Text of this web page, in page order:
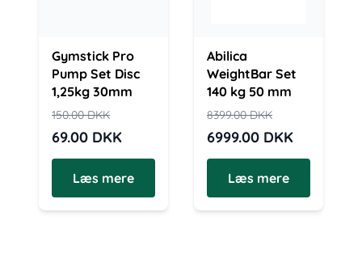
Gymstick Pro
Pump Set Disc
1,25kg 30mm
150.00DKK
69.00 DKK
Læs mere
Abilica
WeightBar Set
140 kg 50 mm
8399.00DKK
6999.00 DKK
Læs mere